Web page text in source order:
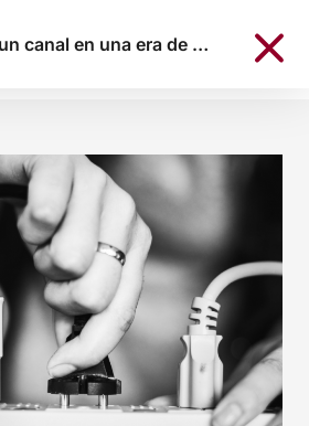
canal en una era de redes